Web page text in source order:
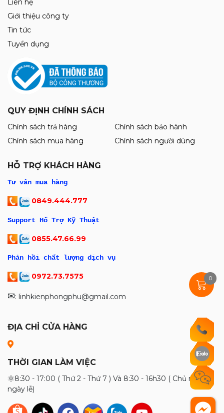
Giới thiệu công ty
Tin tức
Tuyển dụng
QUY ĐỊNH CHÍNH SÁCH
Chính sách trả hàng
Chính sách bảo hành
Chính sách mua hàng
Chính sách người dùng
HỖ TRỢ KHÁCH HÀNG
Tư vấn mua hàng
0849.444.777
Support Hổ Trợ Kỹ Thuật
0855.47.66.99
Phản hồi chất lượng dịch vụ
0972.73.7575
✉: linhkienphongphu@gmail.com
ĐỊA CHỈ CỬA HÀNG
THỜI GIAN LÀM VIỆC
🌞8:30 - 17:00 ( Thứ 2 - Thứ 7 ) Và 8:30 - 16h30 ( Chủ nhật và
ngày lễ)
0